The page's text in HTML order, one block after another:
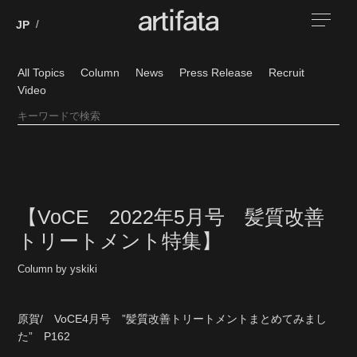
All Topics Column News Press Release
Recruit
Video
【VoCE 2022年5月号 髪質改善
トリートメント特集】
Column by yskiki
原賀/ VoCE4月号 ”髪質改善トリートメントまとめてみまし
た” P162